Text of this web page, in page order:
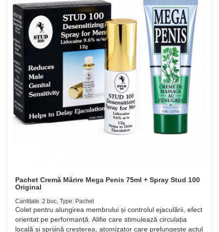
Pachet Cremă Mărire Mega Penis 75ml + Spray Stud 100
Original
Cantitate: 2 buc, Type: Pachet
Colet pentru alungirea membrului și controlul ejaculării, efect
orientat pe performanță. Alifie care stimulează circulația
locală și sprijină creșterea, atomizator care prelungește actul